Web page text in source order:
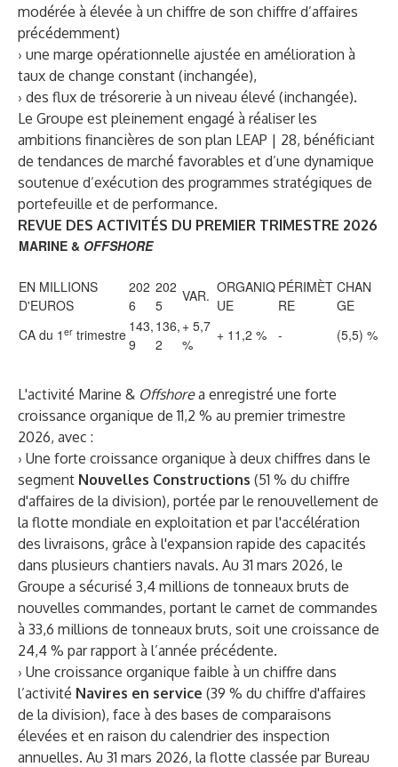
modérée à élevée à un chiffre de son chiffre d’affaires
précédemment)
› une marge opérationnelle ajustée en amélioration à
taux de change constant (inchangée),
› des flux de trésorerie à un niveau élevé (inchangée).
Le Groupe est pleinement engagé à réaliser les
ambitions financières de son plan LEAP | 28, bénéficiant
de tendances de marché favorables et d’une dynamique
soutenue d’exécution des programmes stratégiques de
portefeuille et de performance.
REVUE DES ACTIVITÉS DU PREMIER TRIMESTRE 2026
MARINE & OFFSHORE
EN MILLIONS
D'EUROS
202
6
202
5
VAR. ORGANIQ
UE
PÉRIMÈT
RE
CHAN
GE
CA du 1 er trimestre 143,
9
136,
2
+ 5,7
%
+ 11,2 % - (5,5) %
L'activité Marine & Offshorea enregistré une forte
croissance organique de 11,2 % au premier trimestre
2026, avec :
› Une forte croissance organique à deux chiffres dans le
segment Nouvelles Constructions (51 % du chiffre
d'affaires de la division), portée par le renouvellement de
la flotte mondiale en exploitation et par l'accélération
des livraisons, grâce à l'expansion rapide des capacités
dans plusieurs chantiers navals. Au 31 mars 2026, le
Groupe a sécurisé 3,4 millions de tonneaux bruts de
nouvelles commandes, portant le carnet de commandes
à 33,6 millions de tonneaux bruts, soit une croissance de
24,4 % par rapport à l’année précédente.
› Une croissance organique faible à un chiffre dans
l’activité Navires en service (39 % du chiffre d'affaires
de la division), face à des bases de comparaisons
élevées et en raison du calendrier des inspection
annuelles. Au 31 mars 2026, la flotte classée par Bureau